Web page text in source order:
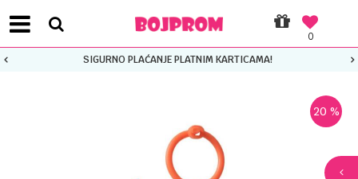
0
SIGURNO PLAĆANJE PLATNIM KARTICAMA!
20 %